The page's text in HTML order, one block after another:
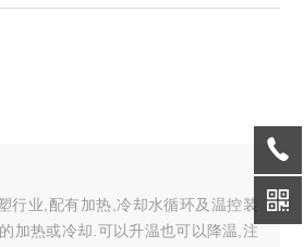
行业,配有加热,冷却水循环及温控装
加热或冷却.可以升温也可以降温,注